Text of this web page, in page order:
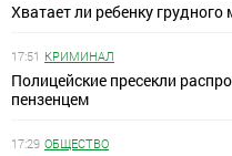
Хватает ли ребенку
17:51 КРИМИНАЛ
Полицейские пресекли
пензенцем
17:29 ОБЩЕСТВО